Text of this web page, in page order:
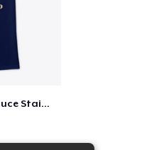
Star-Spangled &amp; Sauce Stained